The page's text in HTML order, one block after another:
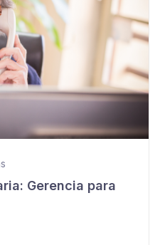
Gerencia para